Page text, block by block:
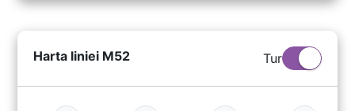
Harta liniei M52 Tur